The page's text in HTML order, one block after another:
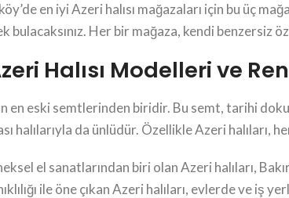
en iyi Azeri halısı mağazaları için bu üç
bulacaksınız. Her bir mağaza, kendi
Halısı Modelleri ve
en eski semtlerinden biridir. Bu semt, tarihi
halılarıyla da ünlüdür. Özellikle Azeri
el sanatlarından biri olan Azeri halıları,
ile öne çıkan Azeri halıları, evlerde ve iş